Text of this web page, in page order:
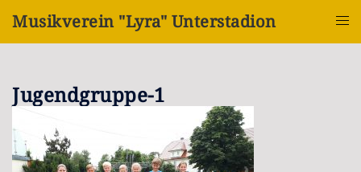
InhaltMusikverein "Lyra" Unterstadion
Menü
Jugendgruppe-1